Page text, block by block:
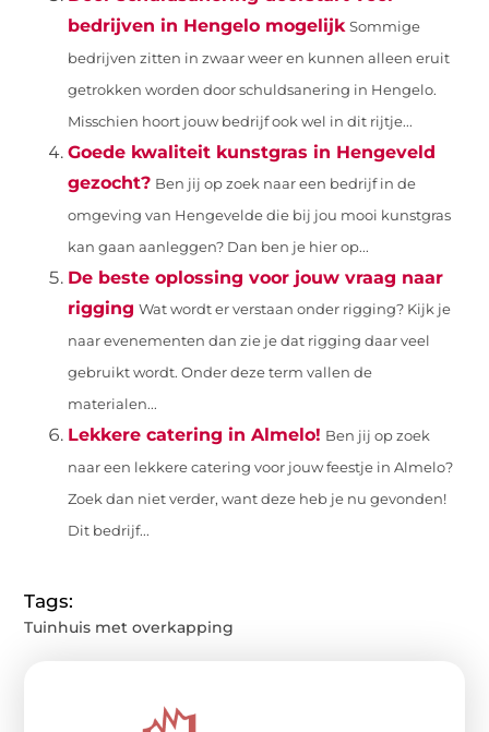
bedrijven in Hengelo mogelijk Sommige
bedrijven zitten in zwaar weer en kunnen alleen eruit
getrokken worden door schuldsanering in Hengelo.
Misschien hoort jouw bedrijf ook wel in dit rijtje...
Goede kwaliteit kunstgras in Hengeveld
gezocht? Ben jij op zoek naar een bedrijf in de
omgeving van Hengevelde die bij jou mooi kunstgras
kan gaan aanleggen? Dan ben je hier op...
De beste oplossing voor jouw vraag naar
rigging Wat wordt er verstaan onder rigging? Kijk je
naar evenementen dan zie je dat rigging daar veel
gebruikt wordt. Onder deze term vallen de
materialen...
Lekkere catering in Almelo! Ben jij op zoek
naar een lekkere catering voor jouw feestje in Almelo?
Zoek dan niet verder, want deze heb je nu gevonden!
Dit bedrijf...
Tags:
Tuinhuis met overkapping